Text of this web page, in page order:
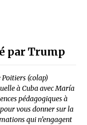
par Trump
(colap)
à Cuba avec María
pédagogiques à
vous donner sur la
qui n’engagent